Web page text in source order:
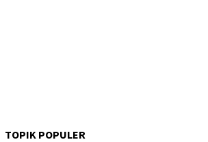
TOPIK POPULER